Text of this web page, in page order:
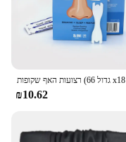
₪10.62